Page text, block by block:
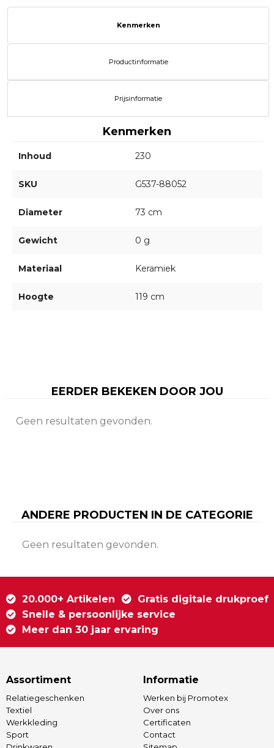
Kenmerken
Productinformatie
Prijsinformatie
Kenmerken
Inhoud 230
SKU G537-88052
Diameter 73 cm
Gewicht 0 g
Materiaal Keramiek
Hoogte 119 cm
EERDER BEKEKEN DOOR JOU
Geen resultaten gevonden.
ANDERE PRODUCTEN IN DE CATEGORIE
Geen resultaten gevonden.
20.000+ Artikelen
Gratis digitale drukproef
Snelle & persoonlijke service
Meer dan 30 jaar ervaring
Assortiment
Relatiegeschenken
Textiel
Werkkleding
Sport
Informatie
Werken bij Promotex
Over ons
Certificaten
Contact